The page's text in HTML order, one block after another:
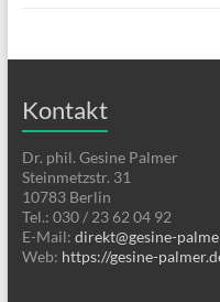
Kontakt
Dr. phil. Gesine Palmer
Steinmetzstr. 31
10783 Berlin
Tel.: 030 / 23 62 04 92
E-Mail: direkt@gesine-
Web: https://gesine-